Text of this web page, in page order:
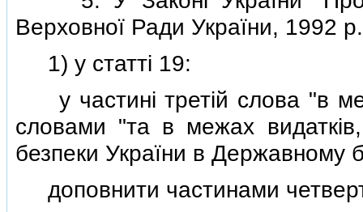
Верховної Ради України, 1992
1) у статтi 19:
у частинi третiй слова "в
словами "та в межах
безпеки України в Державному
доповнити частинами